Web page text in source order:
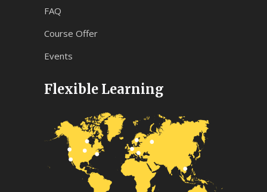
FAQ
Course Offer
Events
Flexible Learning